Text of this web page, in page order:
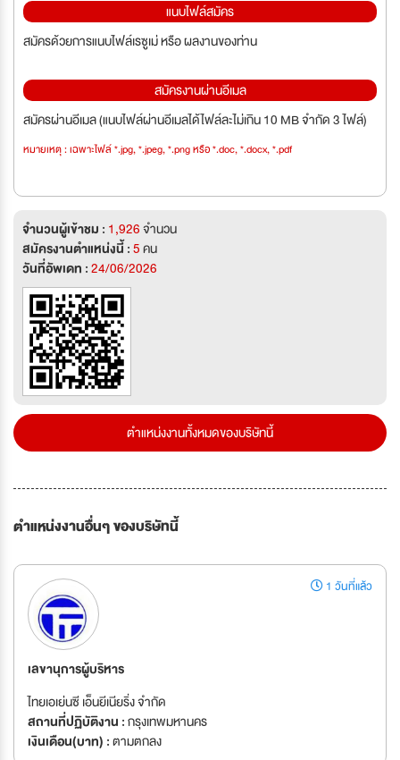
แนบไฟล์สมัคร
สมัครด้วยการแนบไฟล์เรซูเม่ หรือ ผลงานของท่าน
สมัครงานผ่านอีเมล
สมัครผ่านอีเมล (แนบไฟล์ผ่านอีเมลได้ไฟล์ละไม่เกิน 10 MB จำกัด 3 ไฟล์)
หมายเหตุ : เฉพาะไฟล์ *.jpg, *.jpeg, *.png หรือ *.doc, *.docx, *.pdf
จำนวนผู้เข้าชม : 1,926จำนวน
สมัครงานตำแหน่งนี้ :5คน
วันที่อัพเดท :24/06/2026
ตำแหน่งงานทั้งหมดของบริษัทนี้
ตำแหน่งงานอื่นๆ ของบริษัทนี้
1 วันที่แล้ว
เลขานุการผู้บริหาร
ไทยเอเย่นซี เอ็นยีเนียริ่ง จำกัด
สถานที่ปฏิบัติงาน :กรุงเทพมหานคร
เงินเดือน(บาท) :ตามตกลง